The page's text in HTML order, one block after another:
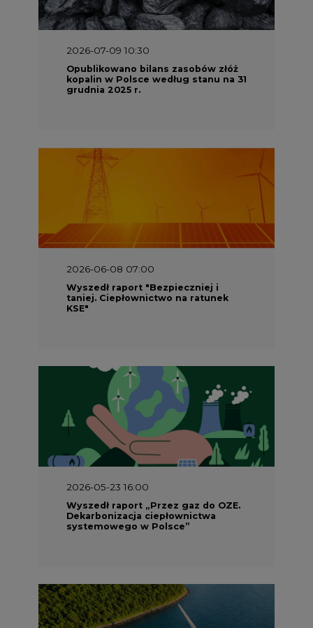
Opublikowano bilans zasobów złóż
kopalin w Polsce według stanu na 31
grudnia 2025 r.
2026-06-08 07:00
taniej. Ciepłownictwo na ratunek
KSE"
2026-05-23 16:00
Wyszedł raport „Przez gaz do OZE.
Dekarbonizacja ciepłownictwa
systemowego w Polsce”